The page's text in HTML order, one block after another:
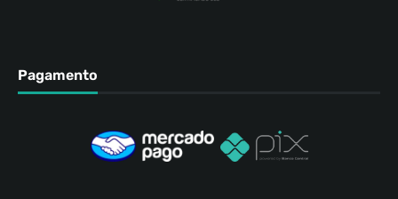
Pagamento